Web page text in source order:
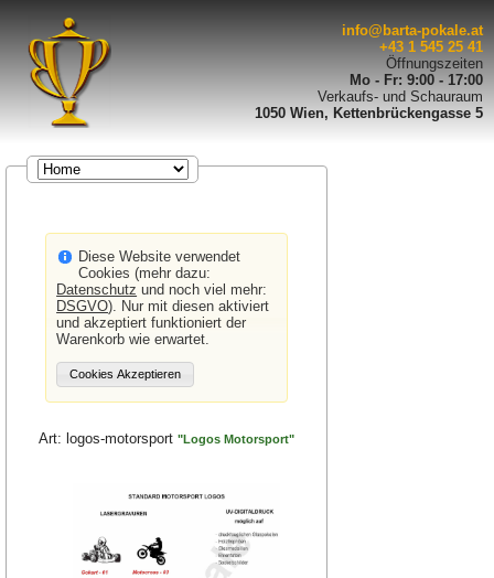
info@barta-pokale.at
+43 1 545 25 41
Öffnungszeiten
Mo - Fr: 9:00 - 17:00
Verkaufs- und Schauraum
1050 Wien, Kettenbrückengasse 5
Diese Website verwendet
Cookies (mehr dazu:
Datenschutz und noch viel mehr:
DSGVO). Nur mit diesen aktiviert
und akzeptiert funktioniert der
Warenkorb wie erwartet.
Art: logos-motorsport "Logos Motorsport"